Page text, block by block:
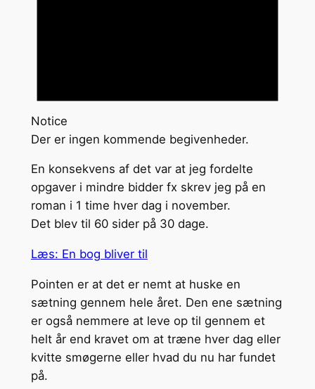
Notice
Der er ingen kommende begivenheder.
En konsekvens af det var at jeg fordelte
opgaver i mindre bidder fx skrev jeg på en
roman i 1 time hver dag i november.
Det blev til 60 sider på 30 dage.
Læs: En bog bliver til
Pointen er at det er nemt at huske en
sætning gennem hele året. Den ene sætning
er også nemmere at leve op til gennem et
helt år end kravet om at træne hver dag eller
kvitte smøgerne eller hvad du nu har fundet
på.